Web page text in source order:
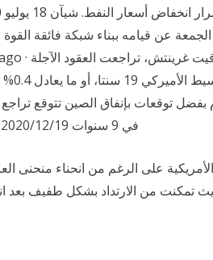
الجمعة عن قيامه ببناء شبكة فائقة
بفضل توقعات بإنفاق الصين تتوقع
في 9 سنوات 2020/12/19 اقتصاد الشرق شارك انسَخ رابِط المَقالْ